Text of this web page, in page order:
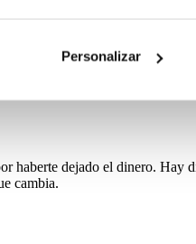
Personalizar
realidad es que cuantos
haberte dejado el dinero. Hay
cambia.